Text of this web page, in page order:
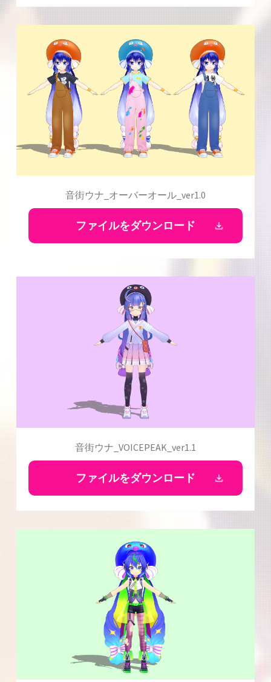
音街ウナ_オーバーオール_ver1.0
ファイルをダウンロード
音街ウナ_VOICEPEAK_ver1.1
ファイルをダウンロード